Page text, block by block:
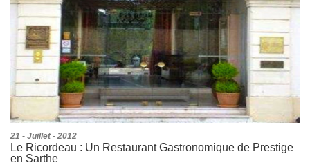
21 - Juillet - 2012
Le Ricordeau : Un Restaurant Gastronomique de Prestige
en Sarthe